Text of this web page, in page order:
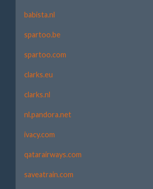
babista.nl
spartoo.be
spartoo.com
clarks.eu
clarks.nl
nl.pandora.net
ivacy.com
qatarairways.com
saveatrain.com